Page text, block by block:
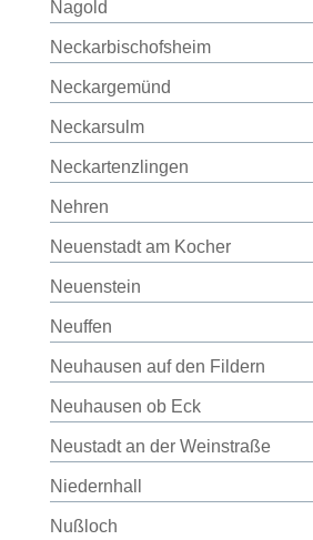
Nagold
Neckarbischofsheim
Neckargemünd
Neckarsulm
Neckartenzlingen
Nehren
Neuenstadt am Kocher
Neuenstein
Neuffen
Neuhausen auf den Fildern
Neuhausen ob Eck
Neustadt an der Weinstraße
Niedernhall
Nußloch